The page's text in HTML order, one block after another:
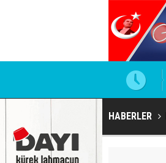
HABERLER